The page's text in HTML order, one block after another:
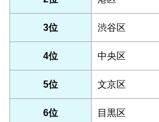
3位 渋谷区
4位 中央区
5位 文京区
6位 目黒区